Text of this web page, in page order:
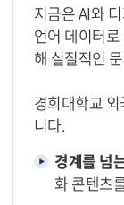
지금은 AI와
언어 데이터
해 실질적인
경희대학교
니다.
경계를 넘
화 콘텐츠